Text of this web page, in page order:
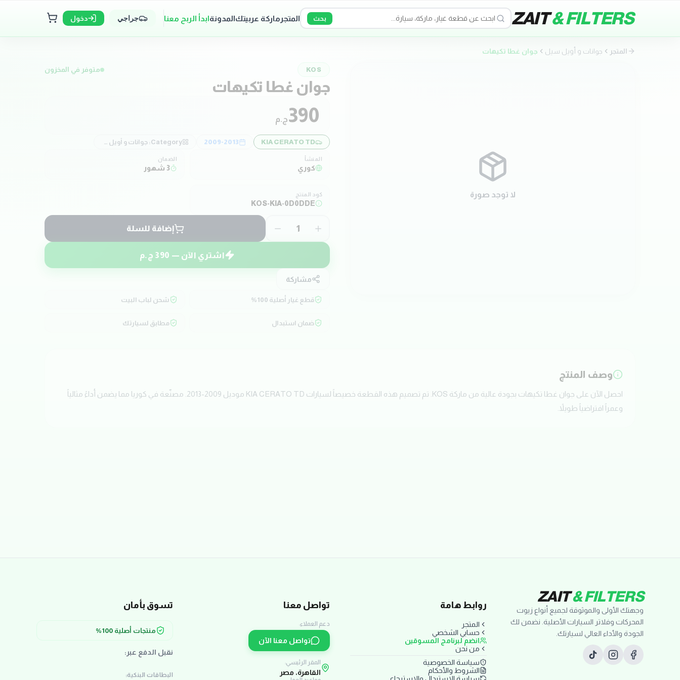
ZAIT& FILTERS بحث المتجر ماركة عربيتكالمدونةابدأ الربح معنا جراجي دخول
المتجر جوانات و أويل سيل جوان غطا تكيهات
لا توجد صورة
KOS متوفر في المخزون
جوان غطا تكيهات
390ج.م
KIA CERATO TD
2009-2013
Category: جوانات و أويل سيل
المنشأ
كوري
الضمان
3 شهور
كود المنتج
KOS-KIA-0D0DDE
1 إضافة للسلة
اشتري الآن — 390 ج.م
مشاركة
قطع غيار أصلية 100% شحن لباب البيت
ضمان استبدال مطابق لسيارتك
وصف المنتج
احصل الآن على جوان غطا تكيهات بجودة عالية من ماركة KOS. تم تصميم هذه القطعة خصيصاً لسيارات KIA CERATO TD موديل 2009-2013. مصنّعة في كوريا مما يضمن أداءً مثالياً
وعمراً افتراضياً طويلاً.
ZAIT& FILTERS
وجهتك الأولى والموثوقة لجميع أنواع زيوت
المحركات وفلاتر السيارات الأصلية. نضمن لك
الجودة والأداء العالي لسيارتك.
روابط هامة
المتجر
حسابي الشخصي
انضم لبرنامج المسوقين
من نحن
سياسة الخصوصية
الشروط والأحكام
تواصل معنا
دعم العملاء:
تواصل معنا الآن
المقر الرئيسي:
القاهرة، مصر
تسوق بأمان
منتجات أصلية 100%
نقبل الدفع عبر:
البطاقات البنكية: